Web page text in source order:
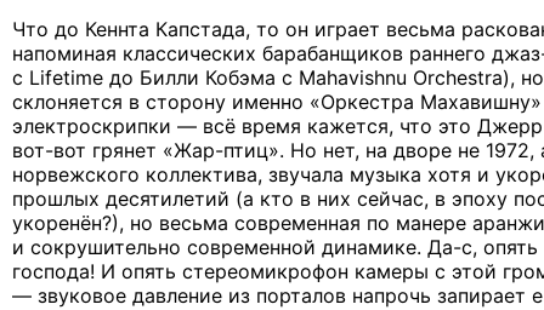
Что до Кеннта Капстада, то он играет весьма
напоминая классических барабанщиков раннего
с Lifetime до Билли Кобэма с Mahavishnu Orchestra),
склоняется в сторону именно «Оркестра
электроскрипки — всё время кажется, что это
вот-вот грянет «Жар-птиц». Но нет, на дворе не 1972,
норвежского коллектива, звучала музыка хотя и
прошлых десятилетий (а кто в них сейчас, в эпоху
укоренён?), но весьма современная по манере
и сокрушительно современной динамике. Да-с,
господа! И опять стереомикрофон камеры с этой
— звуковое давление из порталов напрочь запирает